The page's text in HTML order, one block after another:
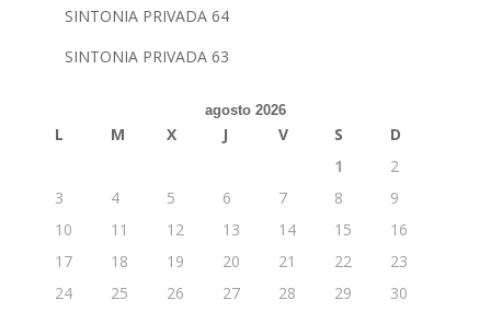
SINTONIA PRIVADA 64
SINTONIA PRIVADA 63
agosto 2026
L M X J V S
D
1
2
3
4 5 6 7 8
9
10
11 12 13 14 15
16
17
18 19 20 21 22
23
24
25 26 27 28 29
30